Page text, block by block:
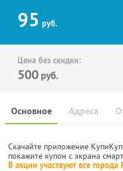
95 руб.
Цена без скидки:
500 руб.
Основное Адреса
Скачайте приложение
покажите купон с экрана
В акции участвуют все